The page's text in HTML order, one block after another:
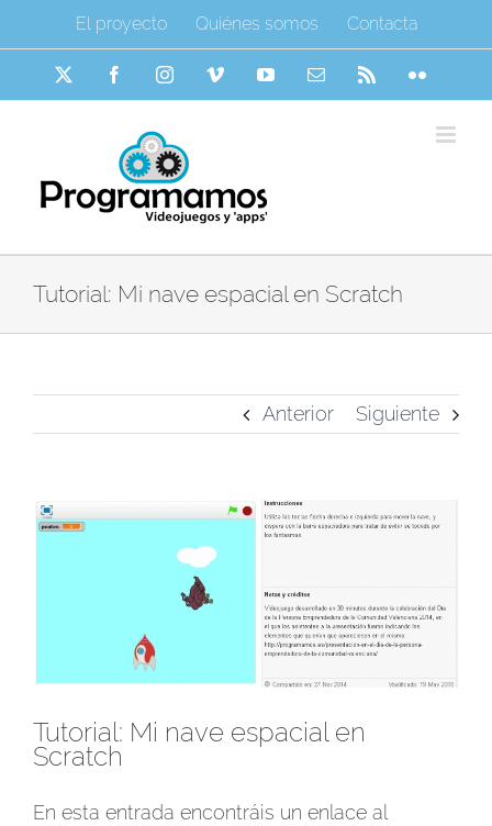
al
contenido
El proyecto Quiénes somos Contacta
FacebookInstagramVimeo YouTubeCorreo
Flickr
Tutorial: Mi nave espacial en Scratch
Anterior Siguiente
Ver
Tutorial: Mi nave espacial en
Scratch
En esta entrada encontráis un enlace al